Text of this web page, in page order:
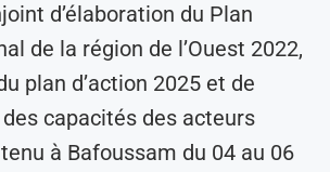
d’élaboration du Plan
de la région de l’Ouest 2022,
plan d’action 2025 et de
capacités des acteurs
à Bafoussam du 04 au 06